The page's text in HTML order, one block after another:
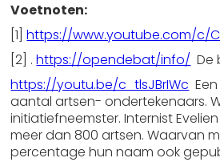
Voetnoten:
[1]https://www.youtube.com/c/
[2] .https://opendebat/info/ De
https://youtu.be/c_tlsJBrIWc
aantal artsen- ondertekenaars.
initiatiefneemster. Internist
meer dan 800 artsen. Waarvan
percentage hun naam ook